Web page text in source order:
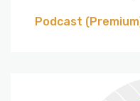
Podcast